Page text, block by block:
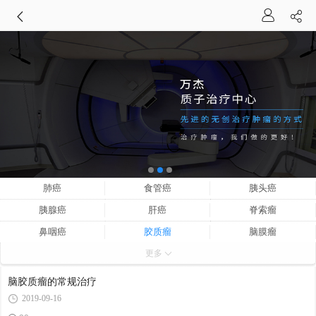
肺癌 食管癌 胰头癌
胰腺癌 肝癌 脊索瘤
鼻咽癌 胶质瘤 脑膜瘤
神经内分泌肿瘤
儿童
更多
脑胶质瘤的常规治疗
2019-09-16